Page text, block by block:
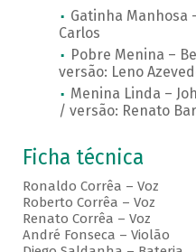
Gatinha Manhosa
Carlos
Pobre Menina –
versão: Leno
Menina Linda –
/ versão: Renato
Ficha técnica
Ronaldo Corrêa – Voz
Roberto Corrêa – Voz
Renato Corrêa – Voz
André Fonseca – Violão